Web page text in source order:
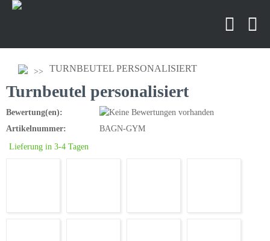
TURNBEUTEL PERSONALISIERT
Turnbeutel personalisiert
Bewertung(en):
Artikelnummer:
BAGN-GYM
Lieferung in 3-4 Tagen